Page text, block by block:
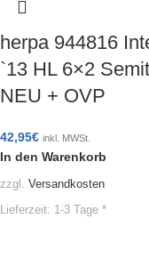
herpa 944816
`13 HL 6×2
NEU + OVP
42,95€ inkl. MWSt.
In den Warenkorb
zzgl. Versandkosten
Lieferzeit: 1-3 Tage *